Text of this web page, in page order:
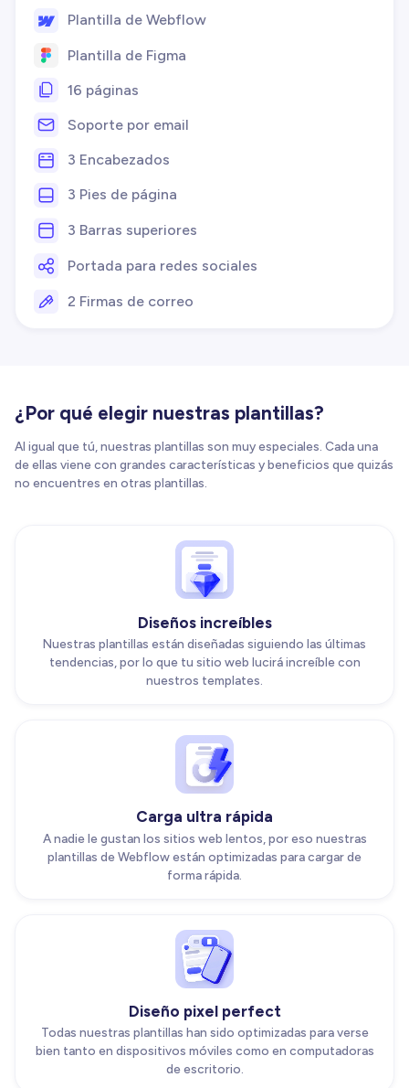
Plantilla de Webflow
Plantilla de Figma
16 páginas
Soporte por email
3 Encabezados
3 Pies de página
3 Barras superiores
Portada para redes sociales
2 Firmas de correo
¿Por qué elegir nuestras plantillas?
Al igual que tú, nuestras plantillas son muy especiales. Cada una
de ellas viene con grandes características y beneficios que quizás
no encuentres en otras plantillas.
Diseños increíbles
Nuestras plantillas están diseñadas siguiendo las últimas
tendencias, por lo que tu sitio web lucirá increíble con
nuestros templates.
Carga ultra rápida
A nadie le gustan los sitios web lentos, por eso nuestras
plantillas de Webflow están optimizadas para cargar de
forma rápida.
Diseño pixel perfect
Todas nuestras plantillas han sido optimizadas para verse
bien tanto en dispositivos móviles como en computadoras
de escritorio.